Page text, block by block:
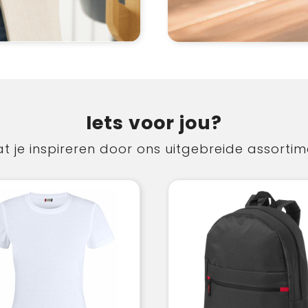
Iets voor jou?
je inspireren door ons uitgebreide